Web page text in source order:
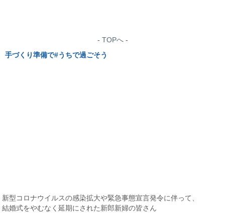
- TOPへ-
手づくり準備で#うちで過ごそう
新型コロナウイルスの感染拡大や緊急事態宣言発令に伴って、
結婚式をやむなく延期にされた新郎新婦の皆さん